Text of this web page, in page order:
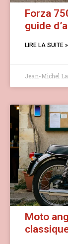
Forza
guide
LIRE LA SUITE »
Jean-Michel
Moto